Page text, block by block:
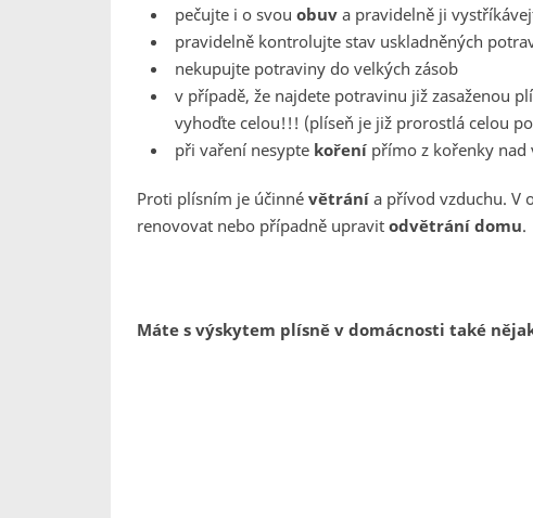
pečujte i o svou obuv a pravidelně ji
pravidelně kontrolujte stav uskladněných
nekupujte potraviny do velkých zásob
v případě, že najdete potravinu již zasaženou
vyhoďte celou!!! (plíseň je již prorostlá celou
při vaření nesypte koření přímo z kořenky
Proti plísním je účinné větrání a přívod vzduchu. V
renovovat nebo případně upravit odvětrání domu.
Máte s výskytem plísně v domácnosti také